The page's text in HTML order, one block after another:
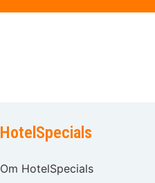
HotelSpecials
Om HotelSpecials